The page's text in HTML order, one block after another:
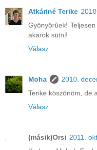
Atkáriné Terike
Gyönyörűek!
akarok sütni!
Válasz
Moha
2010.
Terike köszönöm, de
Válasz
(másik)Orsi 2011.